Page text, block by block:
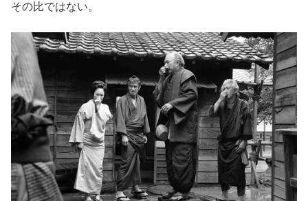
その比ではない。